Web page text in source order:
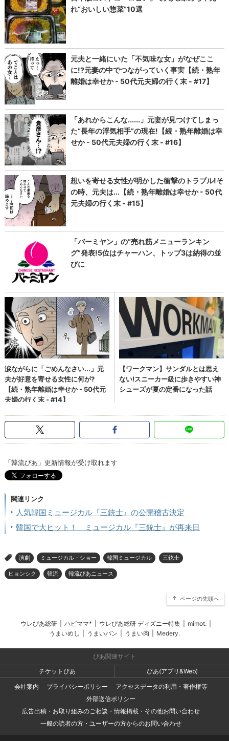
「韓流ぴあ」更新情報が受け取れます
関連リンク
人気韓国ミュージカル『三銃士』の公開稽古決定
韓国で大ヒット！ ミュージカル『三銃士』が再来日
> 演劇 ミュージカル・ショー 韓国ミュージカル 三銃士
ヒョンシク 韓流 韓流ぴあニュース
ページの先頭へ
ウレぴあ総研 ハピママ* ウレぴあ総研 ディズニー特集 mimot.
うまいめし
うまいパン うまい肉 Medery.
ぴあ関連サイト
チケットぴあ
ぴあ(アプリ&Web)
会社案内
プライバシーポリシー
アクセスデータの利用・著作権等
外部送信ポリシー
広告出稿・お取り組みのご相談・情報掲載・その他お問い合わせ
一般の読者の方・ユーザーの方からのお問い合わせ